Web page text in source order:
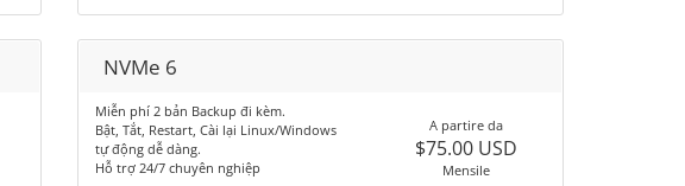
NVMe 6
Miễn phí 2 bản Backup đi kèm.
Bật, Tắt, Restart, Cài lại Linux/Windows
tự động dễ dàng.
Hỗ trợ 24/7 chuyên nghiệp
A partire da
$75.00 USD
Mensile